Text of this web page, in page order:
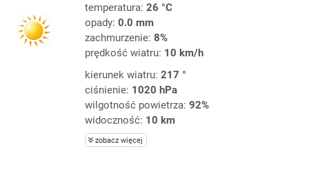
temperatura: 26 °C
opady: 0.0 mm
zachmurzenie: 8%
prędkość wiatru: 10 km/h
kierunek wiatru: 217 °
ciśnienie: 1020 hPa
wilgotność powietrza: 92%
widoczność: 10 km
zobacz więcej